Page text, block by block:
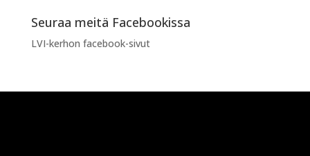
Seuraa meitä Facebookissa
LVI-kerhon facebook-sivut